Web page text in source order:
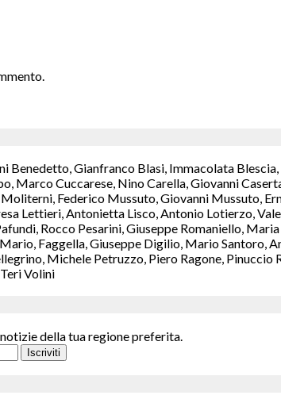
Benedetto, Gianfranco Blasi, Immacolata
Marco Cuccarese, Nino Carella, Giovanni
Federico Mussuto, Giovanni Mussuto,
Lettieri, Antonietta Lisco, Antonio Lotierzo,
Rocco Pesarini, Giuseppe Romaniello,
Faggella, Giuseppe Digilio, Mario Santoro,
Michele Petruzzo, Piero Ragone,
Volini
della tua regione preferita.
Iscriviti